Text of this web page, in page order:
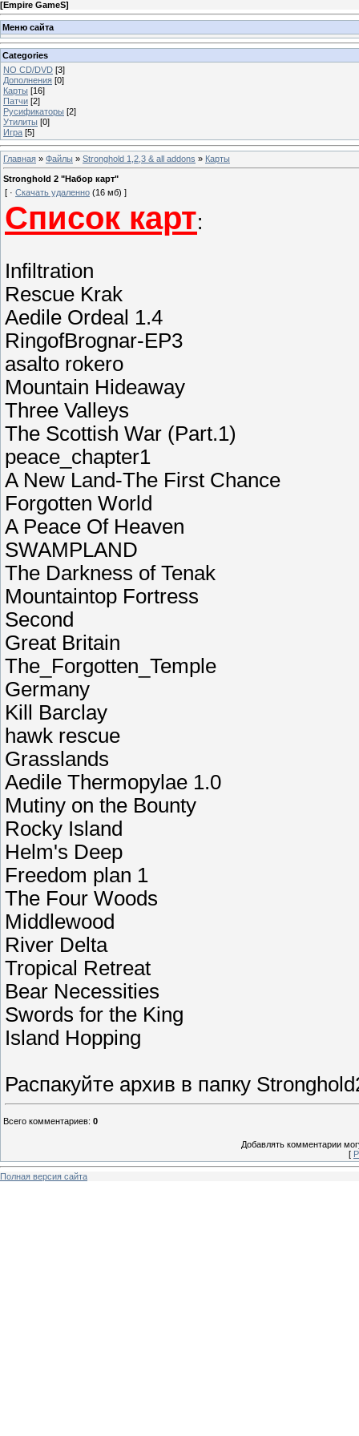
[Empire GameS]
Меню сайта
Categories
NO CD/DVD [3]
Дополнения [0]
Карты [16]
Патчи [2]
Русификаторы [2]
Утилиты [0]
Игра [5]
Главная » Файлы » Stronghold 1,2,3 & all addons » Карты
Stronghold 2 "Набор карт"
[ · Скачать удаленно (16 мб) ]
Список карт:
Infiltration
Rescue Krak
Aedile Ordeal 1.4
RingofBrognar-EP3
asalto rokero
Mountain Hideaway
Three Valleys
The Scottish War (Part.1)
peace_chapter1
A New Land-The First Chance
Forgotten World
A Peace Of Heaven
SWAMPLAND
The Darkness of Tenak
Mountaintop Fortress
Second
Great Britain
The_Forgotten_Temple
Germany
Kill Barclay
hawk rescue
Grasslands
Aedile Thermopylae 1.0
Mutiny on the Bounty
Rocky Island
Helm's Deep
Freedom plan 1
The Four Woods
Middlewood
River Delta
Tropical Retreat
Bear Necessities
Swords for the King
Island Hopping
Распакуйте архив в папку
Всего комментариев: 0
Добавлять комментарии
[
Полная версия сайта